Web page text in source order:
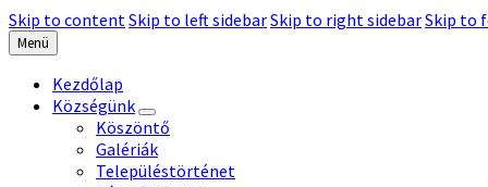
Skip to contentSkip to left sidebarSkip to right sidebarSkip to
Menü
Kezdőlap
Községünk
Köszöntő
Galériák
Településtörténet